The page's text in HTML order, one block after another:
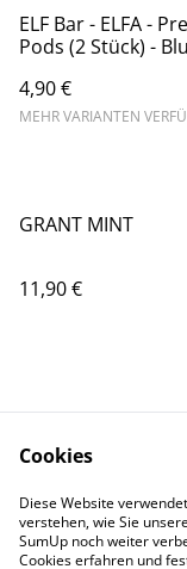
ELF Bar - ELFA -
Pods (2 Stück) -
Steuerware
4,90 €
MEHR VARIANTEN
GRANT MINT
11,90 €
Privacy
Cookies
Diese Website
verstehen, wie Sie
SumUp noch weiter
Cookies erfahren und